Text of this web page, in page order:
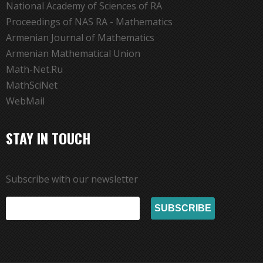
National Academy of Sciences of RA
Proceedings of NAS RA - Mathematics
Armenian Journal of Mathematics
Armenian Mathematical Union
Math-Net.Ru
MathSciNet
WebMail
STAY IN TOUCH
Subscribe with our newsletter